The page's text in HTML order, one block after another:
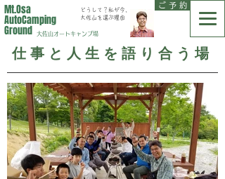
大佐山オートキャンプ場
ご 予 約
Mt.Osa
AutoCamping
Ground
どうして？私が今、
大佐山を選ぶ理由
仕事と人生を語り合う場